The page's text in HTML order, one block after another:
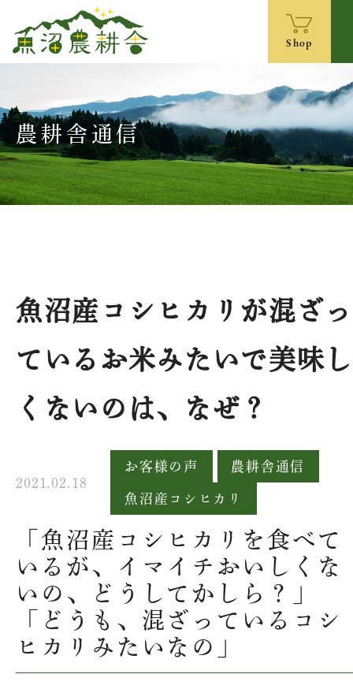
Shop
農耕舎通信
魚沼産コシヒカリが混ざっ
ているお米みたいで美味し
くないのは、なぜ？
2021.02.18
お客様の声 農耕舎通信
魚沼産コシヒカリ
「魚沼産コシヒカリを食べて
いるが、イマイチおいしくな
いの、どうしてかしら？」
「どうも、混ざっているコシ
ヒカリみたいなの」